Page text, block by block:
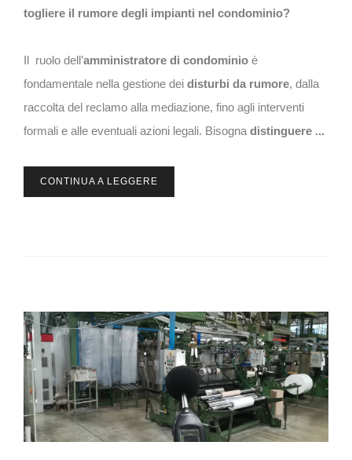
togliere il rumore degli impianti nel condominio?
Il ruolo dell’amministratore di condominio è
fondamentale nella gestione dei disturbi da rumore, dalla
raccolta del reclamo alla mediazione, fino agli interventi
formali e alle eventuali azioni legali. Bisogna distinguere ...
CONTINUA A LEGGERE